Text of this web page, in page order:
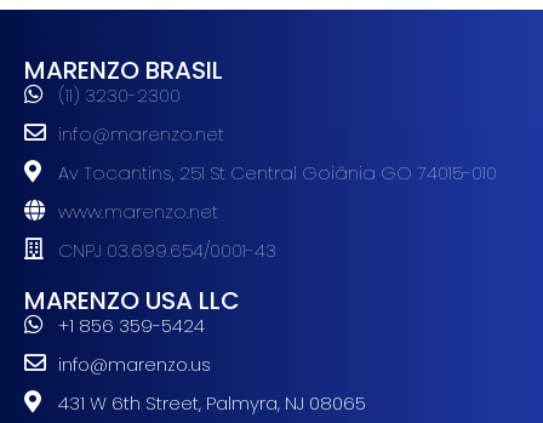
MARENZO BRASIL
(11) 3230-2300
info@marenzo.net
Av Tocantins, 251 St Central Goiânia GO 74015-010
www.marenzo.net
CNPJ 03.699.654/0001-43
MARENZO USA LLC
+1 856 359-5424
info@marenzo.us
431 W 6th Street, Palmyra, NJ 08065